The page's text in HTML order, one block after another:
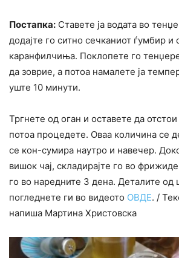
Постапка: Ставете ја водата во
додајте го ситно сечканиот ѓумбир и
каранфилчиња. Поклопете го
да зоврие, а потоа намалете ја
уште 10 минути.
Тргнете од оган и оставете да
потоа процедете. Оваа количина се
се кон-сумира наутро и навечер.
вишок чај, складирајте го во
го во наредните 3 дена. Деталите од
погледнете ги во видеото ОВДЕ. /
напиша Мартина Христовска